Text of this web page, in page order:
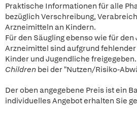
Praktische Informationen für alle
bezüglich Verschreibung,
Arzneimitteln an Kindern.
Für den Säugling ebenso wie für
Arzneimittel sind aufgrund
Kinder und Jugendliche
Children bei der "Nutzen/Risiko-
Der oben angegebene Preis ist ein
individuelles Angebot erhalten Sie